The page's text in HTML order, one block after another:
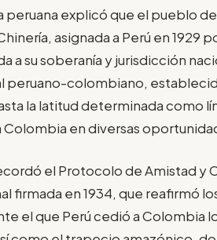
peruana explicó que el pueblo
asignada a Perú en 1929
a su soberanía y jurisdicción
peruano-colombiano,
la latitud determinada como
Colombia en diversas
el Protocolo de Amistad y
firmada en 1934, que reafirmó
el que Perú cedió a Colombia